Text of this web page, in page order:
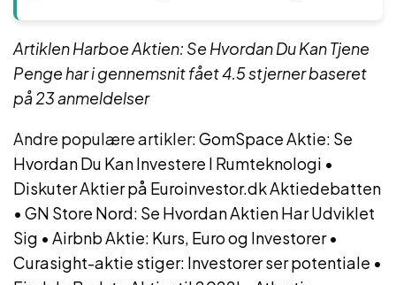
Artiklen Harboe Aktien: Se Hvordan Du Kan Tjene
Penge har i gennemsnit fået4.5stjerner baseret
på23anmeldelser
Andre populære artikler:GomSpace Aktie: Se
Hvordan Du Kan Investere I Rumteknologi •
Diskuter Aktier på Euroinvestor.dk Aktiedebatten
• GN Store Nord: Se Hvordan Aktien Har Udviklet
Sig • Airbnb Aktie: Kurs, Euro og Investorer•
Curasight-aktie stiger: Investorer ser potentiale •